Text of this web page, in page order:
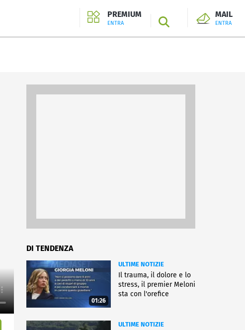
PREMIUM
ENTRA SEARCH
MAIL
ENTRA
DI TENDENZA
01:26
ULTIME NOTIZIE
Il trauma, il dolore e lo
stress, il premier Meloni
sta con l'orefice
ULTIME NOTIZIE